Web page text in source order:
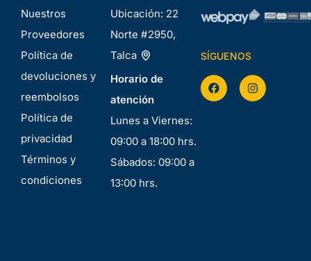
Nuestros
Proveedores
Política de
devoluciones y
reembolsos
Política de
privacidad
Términos y
condiciones
Ubicación: 22
Norte #2950,
Talca
Horario de
atención
Lunes a Viernes:
09:00 a 18:00 hrs.
Sábados: 09:00 a
13:00 hrs.
SÍGUENOS